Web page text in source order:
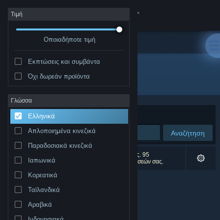
Σύνδεση
Κατάστημα
Σχετικά
Υποστήριξη
Αλλαγή γλώσσας
Προβολή ιστοσελίδας για υπολογιστές
Τιμή
Οποιαδήποτε τιμή
Εκπτώσεις και συμβάντα
Όχι δωρεάν προϊόντα
Γλώσσα
Ελληνικά
Απλοποιημένα κινεζικά
Παραδοσιακά κινεζικά
Ιαπωνικά
Κορεατικά
Ταϊλανδικά
Αραβικά
Δημιουργός: Valkeala Software
Ταξινόμηση ανά
Αναζήτηση
0 αποτελέσματα ταιριάζουν με την αναζήτησή σας. 95
αποτελέσματα αποκλείστηκαν βάσει των προτιμήσεών σας.